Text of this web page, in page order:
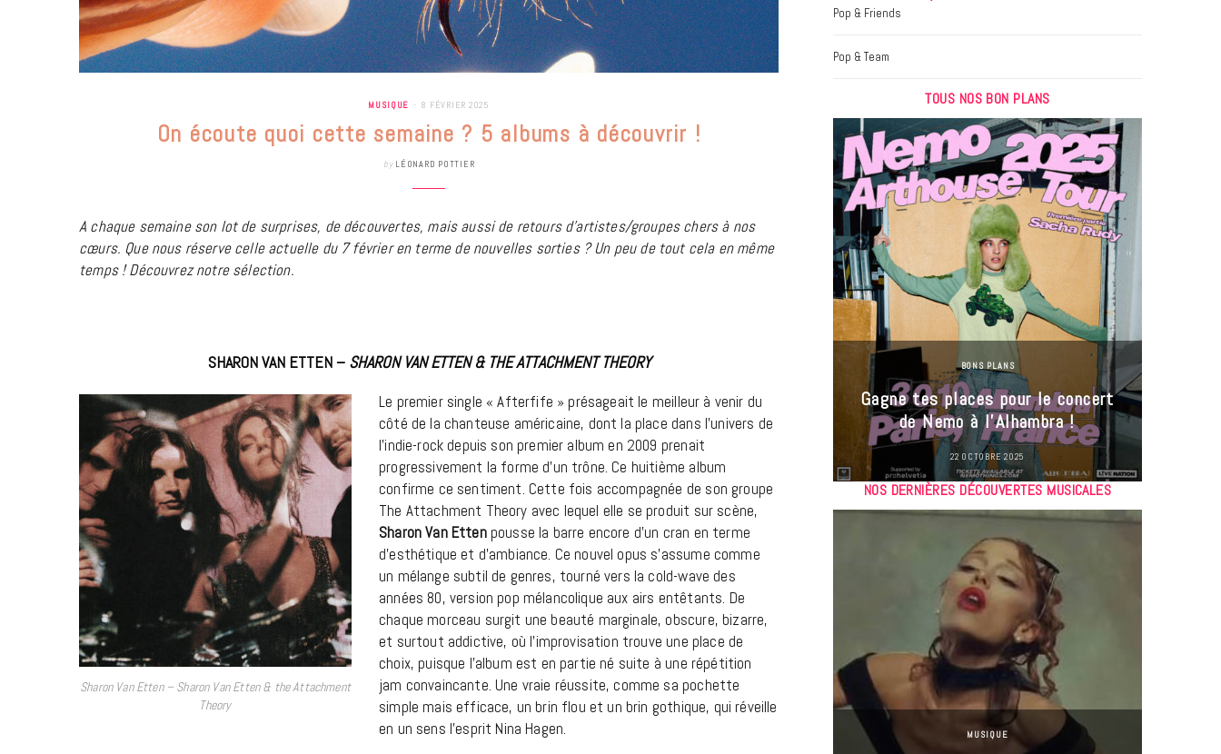
MUSIQUE 8 FÉVRIER 2025
On écoute quoi cette semaine ? 5 albums à découvrir !
by LÉONARD POTTIER
A chaque semaine son lot de surprises, de découvertes, mais aussi de retours d’artistes/groupes chers à nos
cœurs. Que nous réserve celle actuelle du 7 février en terme de nouvelles sorties ? Un peu de tout cela en même
temps ! Découvrez notre sélection.
SHARON VAN ETTEN – SHARON VAN ETTEN & THE ATTACHMENT THEORY
Sharon Van Etten – Sharon Van Etten & the Attachment
Theory
Le premier single « Afterfife » présageait le meilleur à venir du
côté de la chanteuse américaine, dont la place dans l’univers de
l’indie-rock depuis son premier album en 2009 prenait
progressivement la forme d’un trône. Ce huitième album
confirme ce sentiment. Cette fois accompagnée de son groupe
The Attachment Theory avec lequel elle se produit sur scène,
Sharon Van Ettenpousse la barre encore d’un cran en terme
d’esthétique et d’ambiance. Ce nouvel opus s’assume comme
un mélange subtil de genres, tourné vers la cold-wave des
années 80, version pop mélancolique aux airs entêtants. De
chaque morceau surgit une beauté marginale, obscure, bizarre,
et surtout addictive, où l’improvisation trouve une place de
choix, puisque l’album est en partie né suite à une répétition
jam convaincante. Une vraie réussite, comme sa pochette
simple mais efficace, un brin flou et un brin gothique, qui réveille
en un sens l’esprit Nina Hagen.
Pop & Friends
Pop & Team
TOUS NOS BON PLANS
Les Eclatantes : une soirée entre
concerts, expos, kart, aéroplume…
à la Cité des Sciences
14 DÉCEMBRE 2022
BONS PLANS
Gagne tes places pour le concert
de Nemo à l’Alhambra !
22 OCTOBRE 2025
NOS DERNIÈRES DÉCOUVERTES MUSICALES
MUSIQUE